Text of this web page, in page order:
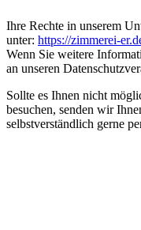
Ihre Rechte in unserem
unter: https://zimmerei-
Wenn Sie weitere
an unseren
Sollte es Ihnen nicht
besuchen, senden wir
selbstverständlich gerne